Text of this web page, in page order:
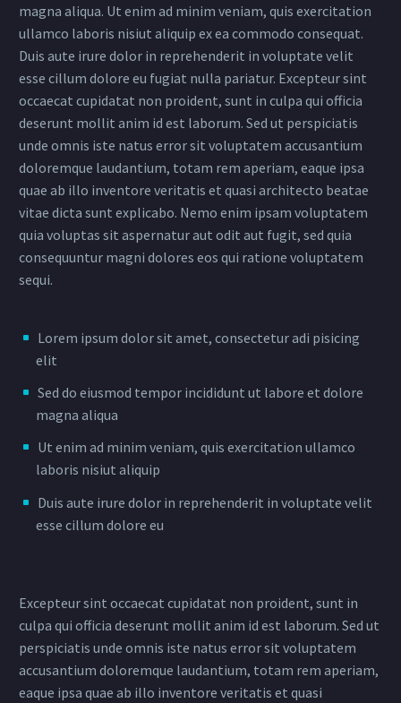
magna aliqua. Ut enim ad minim veniam, quis exercitation
ullamco laboris nisiut aliquip ex ea commodo consequat.
Duis aute irure dolor in reprehenderit in voluptate velit
esse cillum dolore eu fugiat nulla pariatur. Excepteur sint
occaecat cupidatat non proident, sunt in culpa qui officia
deserunt mollit anim id est laborum. Sed ut perspiciatis
unde omnis iste natus error sit voluptatem accusantium
doloremque laudantium, totam rem aperiam, eaque ipsa
quae ab illo inventore veritatis et quasi architecto beatae
vitae dicta sunt explicabo. Nemo enim ipsam voluptatem
quia voluptas sit aspernatur aut odit aut fugit, sed quia
consequuntur magni dolores eos qui ratione voluptatem
sequi.
Lorem ipsum dolor sit amet, consectetur adi pisicing
elit
Sed do eiusmod tempor incididunt ut labore et dolore
magna aliqua
Ut enim ad minim veniam, quis exercitation ullamco
laboris nisiut aliquip
Duis aute irure dolor in reprehenderit in voluptate velit
esse cillum dolore eu
Excepteur sint occaecat cupidatat non proident, sunt in
culpa qui officia deserunt mollit anim id est laborum. Sed ut
perspiciatis unde omnis iste natus error sit voluptatem
accusantium doloremque laudantium, totam rem aperiam,
eaque ipsa quae ab illo inventore veritatis et quasi